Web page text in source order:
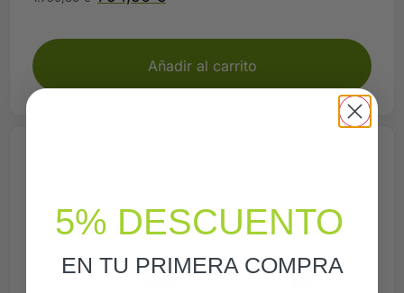
Añadir al carrito
5% DESCUENTO
EN TU PRIMERA COMPRA